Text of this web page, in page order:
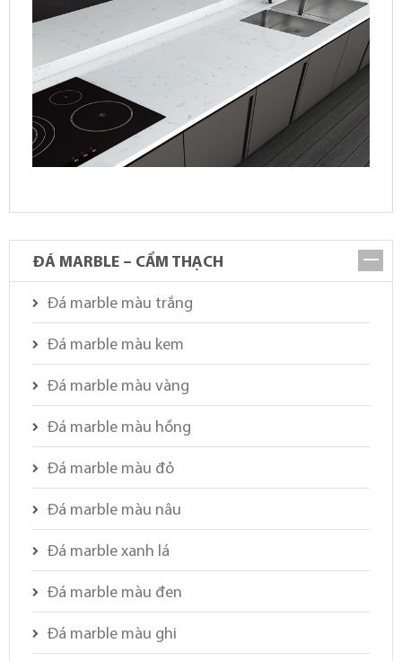
ĐÁ MARBLE – CẨM THẠCH
Đá marble màu trắng
Đá marble màu kem
Đá marble màu vàng
Đá marble màu hồng
Đá marble màu đỏ
Đá marble màu nâu
Đá marble xanh lá
Đá marble màu đen
Đá marble màu ghi